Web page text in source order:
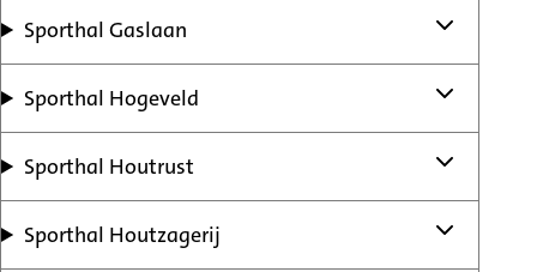
Sporthal Gaslaan
Sporthal Hogeveld
Sporthal Houtrust
Sporthal Houtzagerij